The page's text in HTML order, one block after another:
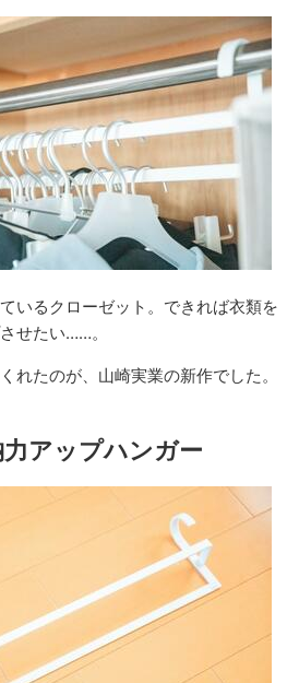
いるクローゼット。できれば衣類を
せたい……。
れたのが、山崎実業の新作でした。
アップハンガー